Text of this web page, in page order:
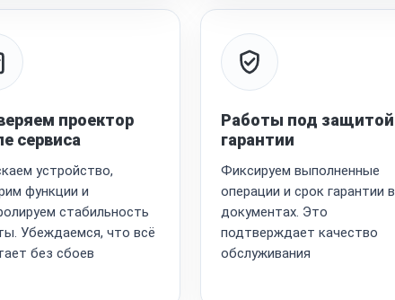
проектор
сервиса
устройство,
функции и
стабильность
Убеждаемся, что всё
без сбоев
Работы под защитой
гарантии
Фиксируем выполненные
операции и срок гарантии в
документах. Это
подтверждает качество
обслуживания